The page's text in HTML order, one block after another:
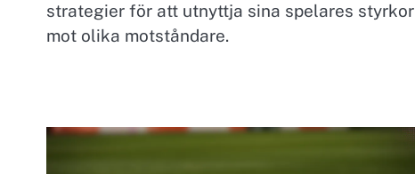
strategier för att utnyttja sina spelares styrkor
mot olika motståndare.